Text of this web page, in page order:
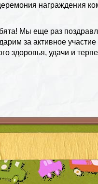
награждения
Мы еще раз
за активное
здоровья, удачи и